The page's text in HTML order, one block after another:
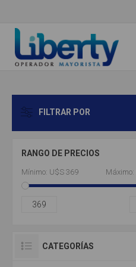
FILTRAR POR
RANGO DE PRECIOS
Mínimo: U$S 369 Máximo:
369
CATEGORÍAS